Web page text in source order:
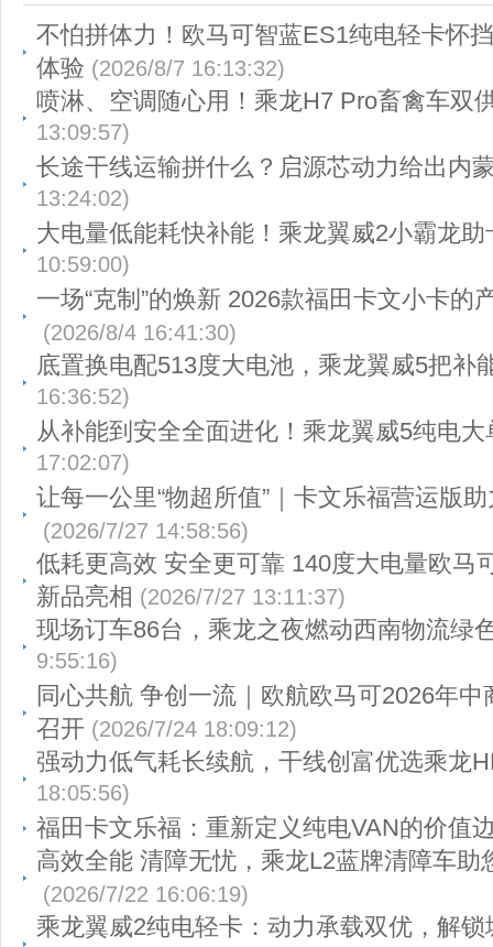
不怕拼体力！欧马可智蓝ES1纯电轻卡怀
体验 (2026/8/7 16:13:32)
喷淋、空调随心用！乘龙H7 Pro畜禽车双
13:09:57)
长途干线运输拼什么？启源芯动力给出内
13:24:02)
大电量低能耗快补能！乘龙翼威2小霸龙
10:59:00)
一场“克制”的焕新 2026款福田卡文小卡的
(2026/8/4 16:41:30)
底置换电配513度大电池，乘龙翼威5把补
16:36:52)
从补能到安全全面进化！乘龙翼威5纯电
17:02:07)
让每一公里“物超所值”｜卡文乐福营运版
(2026/7/27 14:58:56)
低耗更高效 安全更可靠 140度大电量欧马
新品亮相 (2026/7/27 13:11:37)
现场订车86台，乘龙之夜燃动西南物流绿
9:55:16)
同心共航 争创一流｜欧航欧马可2026年
召开 (2026/7/24 18:09:12)
强动力低气耗长续航，干线创富优选乘龙
18:05:56)
福田卡文乐福：重新定义纯电VAN的价值
高效全能 清障无忧，乘龙L2蓝牌清障车助
(2026/7/22 16:06:19)
乘龙翼威2纯电轻卡：动力承载双优，解